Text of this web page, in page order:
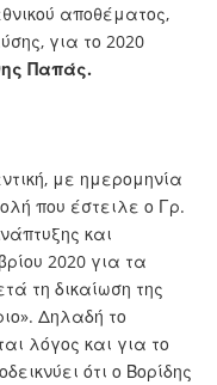
αποθέματος,
για το 2020
Παπάς.
με ημερομηνία
που έστειλε ο Γρ.
και
2020 για τα
τη δικαίωση της
Δηλαδή το
λόγος και για το
ότι ο Βορίδης